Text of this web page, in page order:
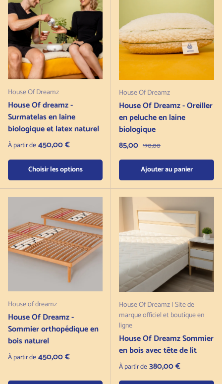
House Of Dreamz
House Of dreamz -
Surmatelas en laine
biologique et latex naturel
Prix normal
À partir de450,00 €
Choisir les options
House Of Dreamz
House Of Dreamz - Oreiller
en peluche en laine
biologique
Prix de vente
85,00 Prix normal
170,00
Ajouter au panier
House of dreamz
House Of Dreamz -
Sommier orthopédique en
bois naturel
Prix normal
À partir de450,00 €
House Of Dreamz | Site de
marque officiel et boutique en
ligne
House Of Dreamz Sommier
en bois avec tête de lit
Prix normal
À partir de380,00 €